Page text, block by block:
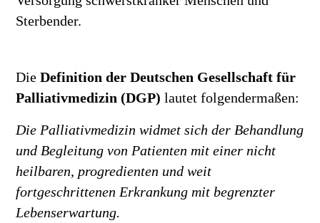
Sterbender.
DieDefinition der Deutschen Gesellschaft für
Palliativmedizin(DGP)lautet folgendermaßen:
Die Palliativmedizin widmet sich der Behandlung
und Begleitung von Patienten mit einer nicht
heilbaren, progredienten und weit
fortgeschrittenen Erkrankung mit begrenzter
Lebenserwartung.